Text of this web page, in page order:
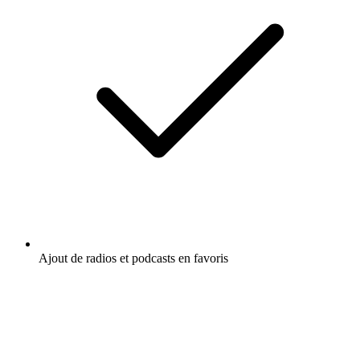
Ajout de radios et podcasts en favoris